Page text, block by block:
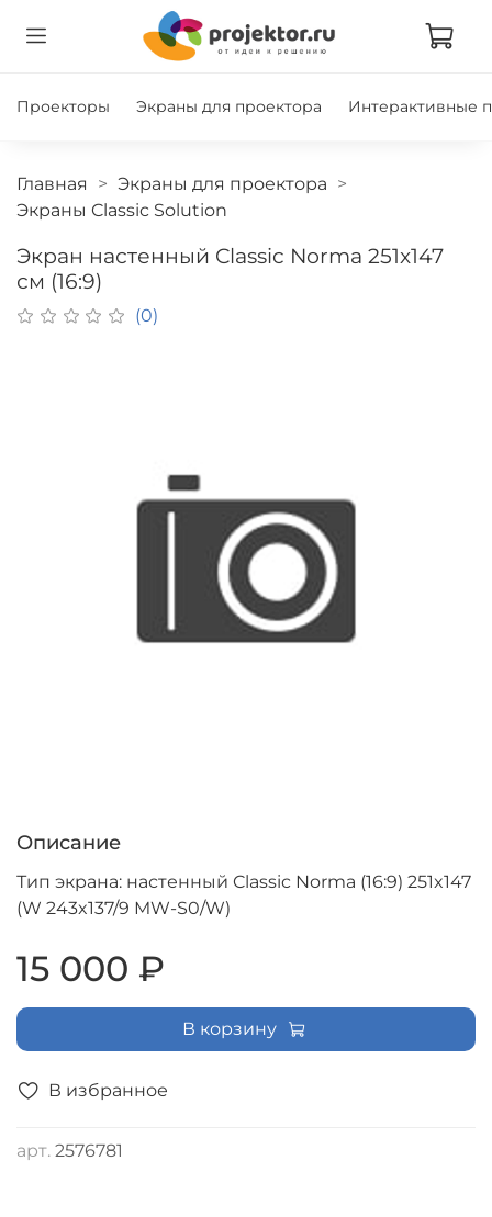
Проекторы Экраны для проектора Интерактивные
Главная
Экраны для проектора
Экраны Classic Solution
Экран настенный Classic Norma 251x147
см (16:9)
(0)
В избранное
арт. 2576781
Описание
Тип экрана: настенный Classic Norma (16:9) 251x147
(W 243x137/9 MW-S0/W)
15 000 ₽
В корзину